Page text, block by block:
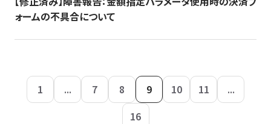
ォームの不具合について
1 ... 7 8 9 10 11
...
16